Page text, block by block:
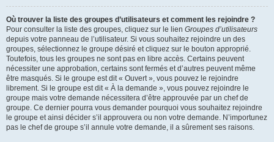
Où trouver la liste des groupes d’utilisateurs et comment les rejoindre ?
Pour consulter la liste des groupes, cliquez sur le lien Groupes d’utilisateurs
depuis votre panneau de l’utilisateur. Si vous souhaitez rejoindre un des
groupes, sélectionnez le groupe désiré et cliquez sur le bouton approprié.
Toutefois, tous les groupes ne sont pas en libre accès. Certains peuvent
nécessiter une approbation, certains sont fermés et d’autres peuvent même
être masqués. Si le groupe est dit « Ouvert », vous pouvez le rejoindre
librement. Si le groupe est dit « À la demande », vous pouvez rejoindre le
groupe mais votre demande nécessitera d’être approuvée par un chef de
groupe. Ce dernier pourra vous demander pourquoi vous souhaitez rejoindre
le groupe et ainsi décider s’il approuvera ou non votre demande. N’importunez
pas le chef de groupe s’il annule votre demande, il a sûrement ses raisons.